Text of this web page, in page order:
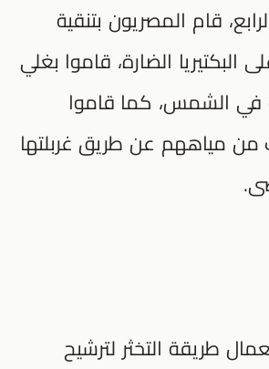
قام المصريون بتنقية
البكتيريا الضارة، قاموا بغلي
في الشمس، كما قاموا
من مياههم عن طريق غربلتها
طريقة التخثر لترشيح